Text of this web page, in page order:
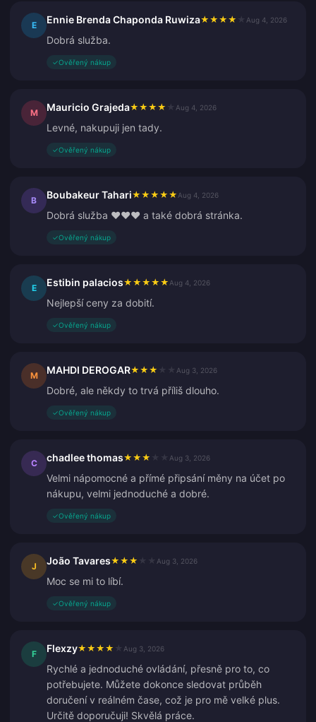
E Ennie Brenda Chaponda Ruwiza★ ★ ★ ★ Aug 4, 2026
Dobrá služba.
✓Ověřený nákup
M Mauricio Grajeda★ ★ ★ ★ Aug 4, 2026
Levné, nakupuji jen tady.
✓Ověřený nákup
B Boubakeur Tahari★ ★ ★ ★ ★ Aug 4, 2026
Dobrá služba ❤️❤️❤️ a také dobrá stránka.
✓Ověřený nákup
E Estibin palacios★ ★ ★ ★ ★ Aug 4, 2026
Nejlepší ceny za dobití.
✓Ověřený nákup
M MAHDI DEROGAR★ ★ ★ Aug 3, 2026
Dobré, ale někdy to trvá příliš dlouho.
✓Ověřený nákup
C chadlee thomas★ ★ ★ Aug 3, 2026
Velmi nápomocné a přímé připsání měny na účet po
nákupu, velmi jednoduché a dobré.
✓Ověřený nákup
J João Tavares★ ★ ★ Aug 3, 2026
Moc se mi to líbí.
✓Ověřený nákup
F Flexzy★ ★ ★ ★ Aug 3, 2026
Rychlé a jednoduché ovládání, přesně pro to, co
potřebujete. Můžete dokonce sledovat průběh
doručení v reálném čase, což je pro mě velké plus.
Určitě doporučuji! Skvělá práce.